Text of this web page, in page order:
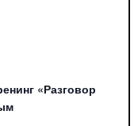
«Разговор